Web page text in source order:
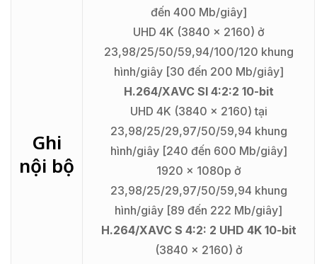
Ghi
nội bộ
đến 400 Mb/giây]
UHD 4K (3840 x 2160) ở
23,98/25/50/59,94/100/120 khung
hình/giây [30 đến 200 Mb/giây]
H.264/XAVC SI 4:2:2 10-bit
UHD 4K (3840 x 2160) tại
23,98/25/29,97/50/59,94 khung
hình/giây [240 đến 600 Mb/giây]
1920 x 1080p ở
23,98/25/29,97/50/59,94 khung
hình/giây [89 đến 222 Mb/giây]
H.264/XAVC S 4:2: 2 UHD 4K 10-bit
(3840 x 2160) ở